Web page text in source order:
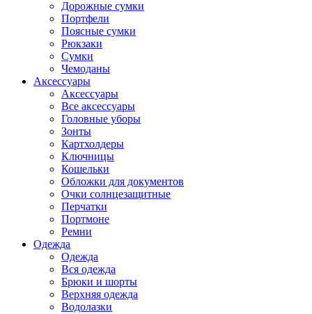
Дорожные сумки
Портфели
Поясные сумки
Рюкзаки
Сумки
Чемоданы
Аксессуары
Аксессуары
Все аксессуары
Головные уборы
Зонты
Картхолдеры
Ключницы
Кошельки
Обложки для документов
Очки солнцезащитные
Перчатки
Портмоне
Ремни
Одежда
Одежда
Вся одежда
Брюки и шорты
Верхняя одежда
Водолазки